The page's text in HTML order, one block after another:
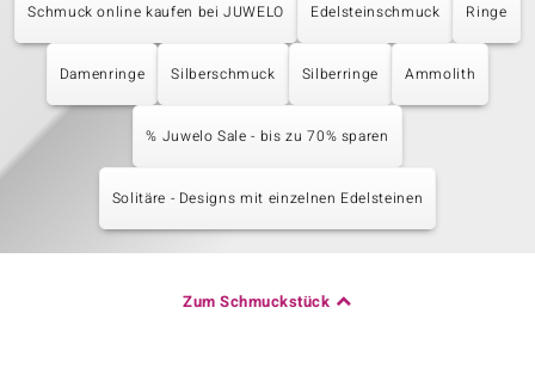
Schmuck online kaufen bei JUWELO Edelsteinschmuck Ringe
Damenringe Silberschmuck Silberringe Ammolith
% Juwelo Sale - bis zu 70% sparen
Solitäre - Designs mit einzelnen Edelsteinen
Zum Schmuckstück